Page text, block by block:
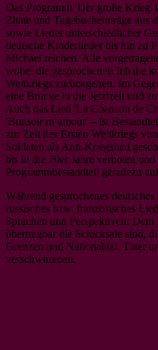
Das Programm 'Der große Krieg'
Zitate und Tagebucheinträge aus
sowie Lieder unterschiedlicher
deutsche Kinderlieder bis hin zu
Michael reichen. Alle
wobei die gesprochenen Inhalte
Weltkriegs zurückgehen. Im
eine Brücke in die Jetztzeit und
Auch das Lied 'La Chanson de
'Bonsoir m‘amour' – ist
zur Zeit des Ersten Weltkriegs
Soldaten als Anti-Kriegslied
bis in die 70er Jahre verboten
Programmbestandteil geradezu
Während gesprochenes
russisches bzw. französisches
Sprachen und Perspektiven:
übertragbar die Schicksale sind,
Grenzen und Nationalität, Täter
verschwimmen.